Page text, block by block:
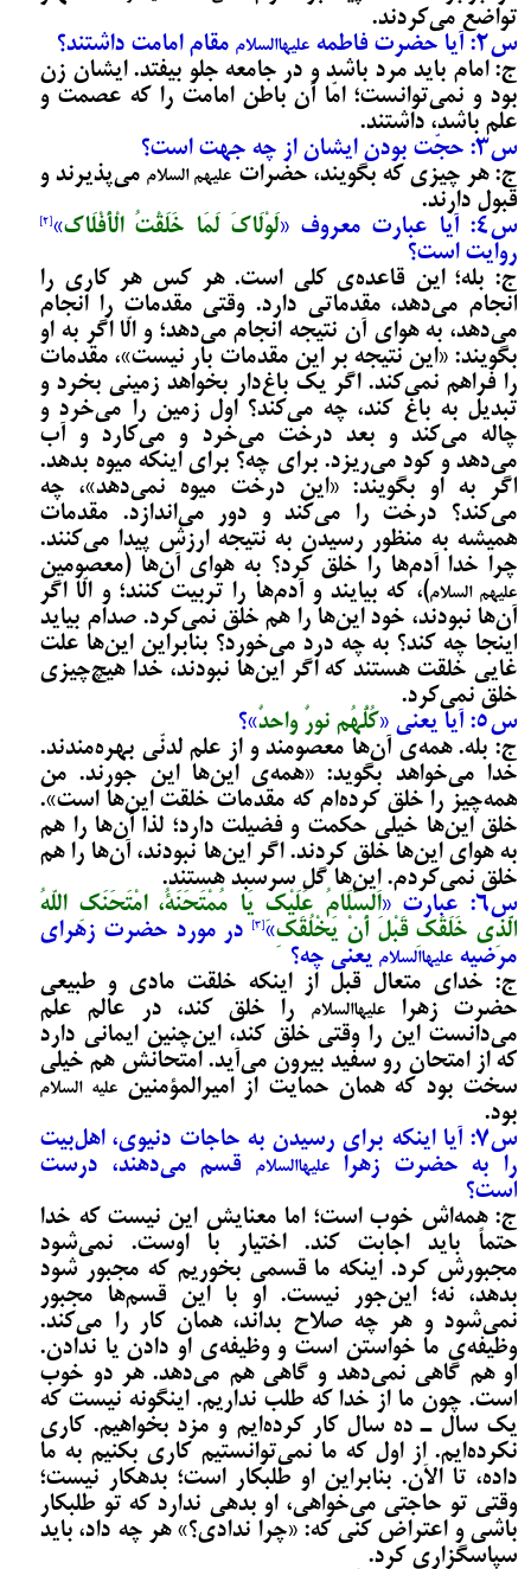
تواضع می‌‌کردند.
س2: آیا حضرت فاطمه
علیهاالسلام مقام امامت داشتند؟
ج: امام باید مرد باشد و در جامعه‌ جلو بیفتد. ایشان زن
بود و نمی‌توانست؛ امّا آن باطن امامت را که عصمت و
علم باشد، داشتند.
س3: حجّت بودن ایشان از چه جهت است؟
ج: هر چیزی که بگویند، حضرات علیهم السلام می‌‌پذیرند و
قبول دارند.
س4: آیا عبارت معروف «
لَوْلَاکَ لَمَا خَلَقْتُ الْأَفْلَاک»
روایت است؟
ج: بله؛ این قاعده‌ی کلی است. هر کس هر کاری را
انجام می‌‌دهد، مقدماتی دارد. وقتی مقدمات را انجام
می‌‌دهد، به هوای آن نتیجه انجام می‌‌دهد؛ و الّا اگر به او
بگویند: «این نتیجه بر این مقدمات بار نیست»، مقدمات
را فراهم نمی‌کند. اگر یک باغ‌دار بخواهد زمینی بخرد و
تبدیل به باغ کند، چه می‌‌کند؟ اول زمین را می‌‌خرد و
چاله می‌‌کند و بعد درخت می‌‌خرد و می‌‌کارد و آب
می‌‌دهد و کود می‌‌ریزد. برای چه؟ برای اینکه میوه بدهد.
اگر به او بگویند: «این درخت میوه نمی‌دهد»، چه
می‌‌کند؟ درخت را می‌‌کَند و دور می‌‌اندازد. مقدمات
همیشه به منظور رسیدن به نتیجه ارزش پیدا می‌‌کنند.
چرا خدا آدم‌‌ها را خلق کرد؟ به هوای آن‌ها (معصومین
علیهم السلام)، که بیایند و آدم‌‌ها را تربیت کنند؛ و الّا اگر
آن‌ها نبودند، خود این‌‌ها را هم خلق نمی‌کرد. صدام بیاید
اینجا چه کند؟ به چه درد می‌‌خورد؟ بنابراین این‌‌ها علت
غایی خلقت هستند که اگر این‌‌ها نبودند، خدا هیچ‌چیزی
خلق نمی‌کرد.
س5: آیا یعنی «
کُلُّهُم نورٌ واحدٌ»؟
ج: بله. همه‌ی آن‌ها معصومند و از علم لدنّی بهره‌مندند.
خدا می‌‌خواهد بگوید: «همه‌ی این‌‌ها این جورند. من
همه‌چیز را خلق کرده‌ام که مقدمات خلقت این‌‌ها است».
خلق این‌‌ها خیلی حکمت و فضیلت دارد؛ لذا آن‌ها را هم
به هوای این‌‌ها خلق کردند. اگر این‌‌ها نبودند، آن‌ها را هم
خلق نمی‌کردم. این‌‌ها گل سرسبد هستند.
س6: عبارت «
اَلسَّلَامُ عَلَیْکِ یَا مُمْتَحَنَةُ، امْتَحَنَکِ‏ اللّهُ‏
الَّذِی خَلَقَکِ قَبْلَ أَنْ یَخْلُقَکِ»
در مورد حضرت زهرای
مرضیه علیهاالسلام یعنی چه؟
ج: خدای متعال قبل از اینکه خلقت مادی و طبیعی
حضرت زهراعلیهاالسلام
را خلق کند، در عالم علم
می‌‌دانست این را وقتی خلق کند، این‌چنین ایمانی دارد
که از امتحان رو سفید بیرون می‌‌آید. امتحانش هم خیلی
سخت بود که همان حمایت از امیرالمؤمنینعلیه السلام
بود.
س7: آیا اینکه برای رسیدن به حاجات دنیوی، اهل‌بیت
را به حضرت زهراعلیهاالسلام
قسم می‌‌دهند، درست
است؟
ج: همه‌اش خوب است؛ اما معنایش این نیست که خدا
حتماً باید اجابت کند. اختیار با اوست. نمی‌شود
مجبورش کرد. اینکه ما قسمی بخوریم که مجبور شود
بدهد، نه؛ این‌جور نیست. او با این قسم‌‌ها مجبور
نمی‌شود و هر چه صلاح بداند، همان کار را می‌‌کند.
وظیفه‌ی ما خواستن است و وظیفه‌ی او دادن یا ندادن.
او هم گاهی نمی‌دهد و گاهی هم می‌‌دهد. هر دو خوب
است. چون ما از خدا که طلب نداریم. اینگونه نیست که
یک سال ـ ده سال کار کرده‌ایم و مزد بخواهیم. کاری
نکرده‌ایم. از اول که ما نمی‌توانستیم کاری بکنیم به ما
داده، تا الآن. بنابراین او طلبکار است؛ بدهکار نیست؛
وقتی تو حاجتی می‌‌خواهی، او بدهی ندارد که تو طلبکار
باشی و اعتراض کنی که: «چرا ندادی؟» هر چه داد، باید
سپاسگزاری کرد.